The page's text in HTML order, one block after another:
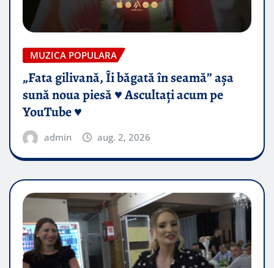
MUZICA POPULARA
„Fata gilivană, Îi băgată în seamă” așa
sună noua piesă ♥️ Ascultați acum pe
YouTube ♥️
admin aug. 2, 2026